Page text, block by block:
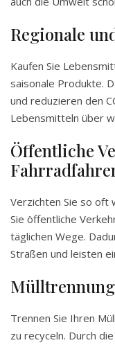
Regionale
Kaufen Sie
saisonale Produkte.
und reduzieren den
Lebensmitteln über
Öffentliche
Verzichten Sie so oft
Sie öffentliche
täglichen Wege.
Straßen und leisten
Trennen Sie Ihren
zu recyceln. Durch